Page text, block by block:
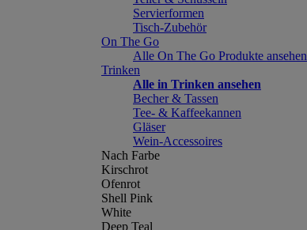
Servierformen
Tisch-Zubehör
On The Go
Alle On The Go Produkte ansehen
Trinken
Alle in Trinken ansehen
Becher & Tassen
Tee- & Kaffeekannen
Gläser
Wein-Accessoires
Nach Farbe
Kirschrot
Ofenrot
Shell Pink
White
Deep Teal